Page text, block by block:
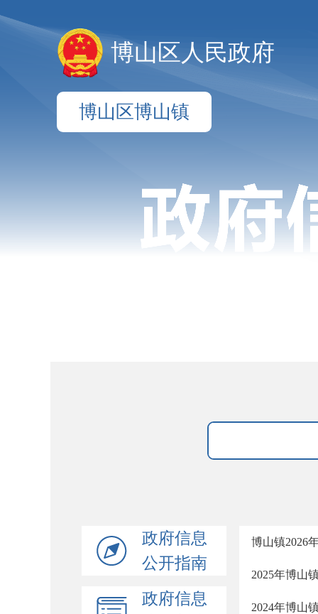
博山区人民政府
博山区博山镇
政府信息
公开指南
政府信息
博山镇2026
2025年博山
2024年博山